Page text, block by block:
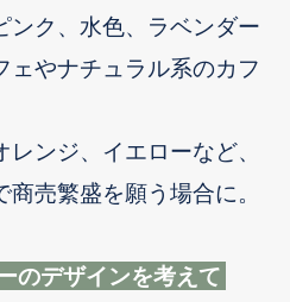
ンク、水色、ラベンダー
ェやナチュラル系のカフ
レンジ、イエローなど、
売繁盛を願う場合に。
のデザインを考えて